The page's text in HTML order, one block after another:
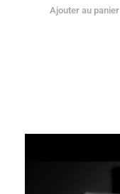
Ajouter au panier